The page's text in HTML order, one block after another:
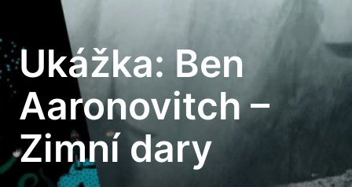
Ukážka: Ben
Aaronovitch –
Zimní dary